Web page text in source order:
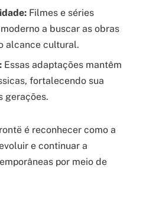
Filmes e séries
a buscar as obras
alcance cultural.
Essas adaptações mantêm
fortalecendo sua
gerações.
é reconhecer como a
e continuar a
por meio de